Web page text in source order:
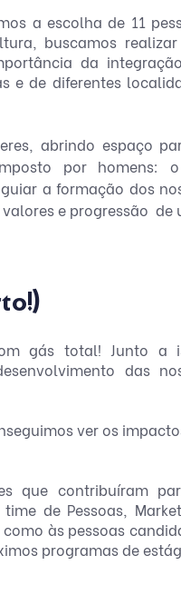
a escolha de 11
buscamos
da
e de diferentes
abrindo espaço
por homens:
a formação dos
e progressão  de
gás total! Junto a
das
ver os
que contribuíram
de Pessoas,
às pessoas
programas de